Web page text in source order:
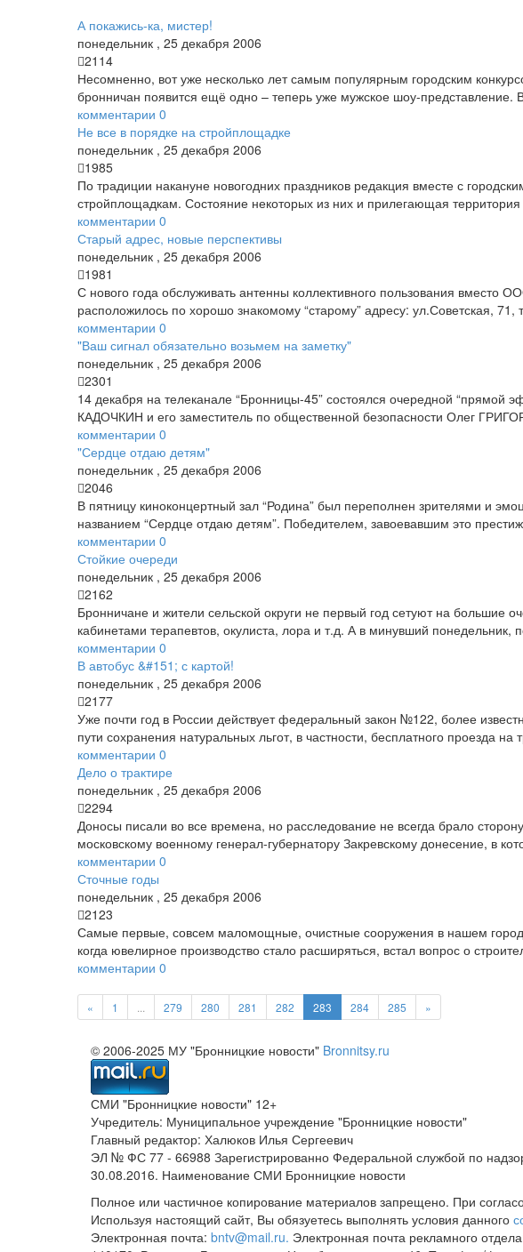
А покажись-ка, мистер!
понедельник , 25 декабря 2006
2114
Несомненно, вот уже несколько лет самым популярным городским
бронничан появится ещё одно – теперь уже мужское шоу-
комментарии 0
Не все в порядке на стройплощадке
понедельник , 25 декабря 2006
1985
По традиции накануне новогодних праздников редакция вместе с
стройплощадкам. Состояние некоторых из них и прилегающая
комментарии 0
Старый адрес, новые перспективы
понедельник , 25 декабря 2006
1981
С нового года обслуживать антенны коллективного пользования вместо
расположилось по хорошо знакомому “старому” адресу: ул.Советская,
комментарии 0
"Ваш сигнал обязательно возьмем на заметку"
понедельник , 25 декабря 2006
2301
14 декабря на телеканале “Бронницы-45” состоялся очередной “прямой
КАДОЧКИН и его заместитель по общественной безопасности Олег
комментарии 0
"Сердце отдаю детям"
понедельник , 25 декабря 2006
2046
В пятницу киноконцертный зал “Родина” был переполнен зрителями и
названием “Сердце отдаю детям”. Победителем, завоевавшим это
комментарии 0
Стойкие очереди
понедельник , 25 декабря 2006
2162
Бронничане и жители сельской округи не первый год сетуют на большие
кабинетами терапевтов, окулиста, лора и т.д. А в минувший понедельник,
комментарии 0
В автобус &#151; с картой!
понедельник , 25 декабря 2006
2177
Уже почти год в России действует федеральный закон №122, более
пути сохранения натуральных льгот, в частности, бесплатного проезда
комментарии 0
Дело о трактире
понедельник , 25 декабря 2006
2294
Доносы писали во все времена, но расследование не всегда брало
московскому военному генерал-губернатору Закревскому донесение, в
комментарии 0
Сточные годы
понедельник , 25 декабря 2006
2123
Самые первые, совсем маломощные, очистные сооружения в нашем
когда ювелирное производство стало расширяться, встал вопрос о
комментарии 0
« 1 279 280 281 282 283 284 285 »
© 2006-2025 МУ "Бронницкие новости" Bronnitsy.ru
СМИ "Бронницкие новости" 12+
Учредитель: Муниципальное учреждение "Бронницкие новости"
Главный редактор: Халюков Илья Сергеевич
ЭЛ № ФС 77 - 66988 Зарегистрированно Федеральной службой по
30.08.2016. Наименование СМИ Бронницкие новости
Полное или частичное копирование материалов запрещено. При
Используя настоящий сайт, Вы обязуетесь выполнять условия данного
Электронная почта: bntv@mail.ru. Электронная почта рекламного